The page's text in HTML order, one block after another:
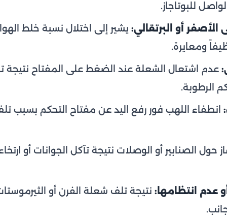
للبوتاجاز.
أو البرتقالي: يشير إلى اختلال نسبة خلط
ومعايرة.
عدم اشتعال الشعلة عند الضغط على المفتاح
الرطوبة.
انطفاء اللهب فور رفع اليد عن مفتاح التحكم بسبب
حول الصنابير أو الوصلات نتيجة تآكل الجوانات أو
عدم انتظامها: نتيجة تلف شعلة الفرن أو